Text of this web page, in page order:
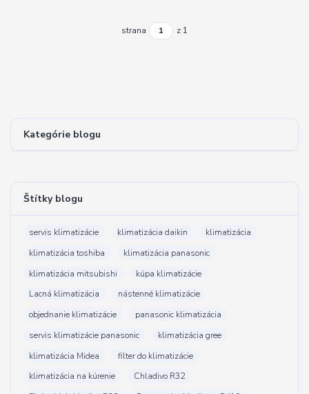
Kategórie blogu
Štítky blogu
servis klimatizácie klimatizácia daikin
klimatizácia
klimatizácia toshiba
klimatizácia panasonic
klimatizácia mitsubishi
kúpa klimatizácie
Lacná klimatizácia
nástenné klimatizácie
objednanie klimatizácie
panasonic klimatizácia
servis klimatizácie panasonic
klimatizácia gree
klimatizácia Midea
filter do klimatizácie
klimatizácia na kúrenie
Chladivo R32
strana z 1